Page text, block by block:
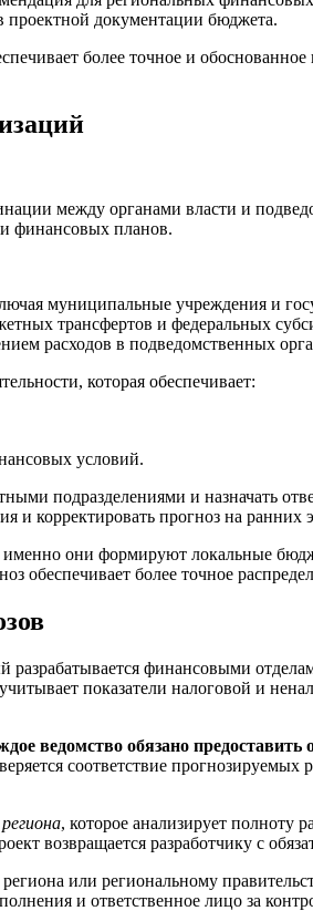
проектной документации бюджета.
более точное и
между органами власти и
финансовых планов.
муниципальные учреждения и
трансфертов и федеральных
расходов в подведомственных
которая обеспечивает:
условий.
подразделениями и назначать
и корректировать прогноз на ранних
именно они формируют локальные
более точное
финансовыми
показатели налоговой и
ведомство обязано
соответствие прогнозируемых
, которое анализирует полноту
возвращается разработчику с
или региональному
и ответственное лицо за